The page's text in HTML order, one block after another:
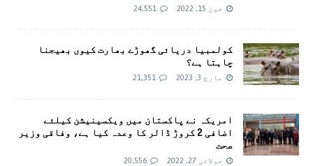
جون 15, 2022 24,551
کولمبیا دریائی گھوڑے بھارت کیوں بھیجنا
چاہتا ہے؟
مارچ 3, 2023 21,351
امريکہ نے پاکستان میں ویکسینیشن کیلئے
اضافی 2 کروڑ ڈالر کا وعدہ کیا ہے، وفاقی وزیر
صحت
جولائی 27, 2022 20,556